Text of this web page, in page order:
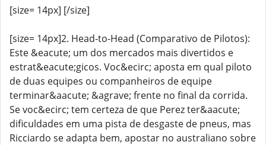
[size= 14px] [/size]
[size= 14px]2. Head-to-Head (Comparativo de Pilotos):
Este &eacute; um dos mercados mais divertidos e
estrat&eacute;gicos. Voc&ecirc; aposta em qual piloto
de duas equipes ou companheiros de equipe
terminar&aacute; &agrave; frente no final da corrida.
Se voc&ecirc; tem certeza de que Perez ter&aacute;
dificuldades em uma pista de desgaste de pneus, mas
Ricciardo se adapta bem, apostar no australiano sobre